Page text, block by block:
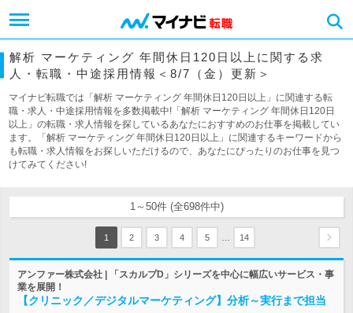
解析 マーケティング 年間休日120日以上に関する求
人・転職・中途採用情報＜8/7（金）更新＞
マイナビ転職では「解析 マーケティング 年間休日120日以上」に関連する転
職・求人・中途採用情報を多数掲載中!「解析 マーケティング 年間休日120日
以上」の転職・求人情報を探しているあなたにおすすめのお仕事を掲載してい
ます。「解析 マーケティング 年間休日120日以上」に関連するキーワードから
も転職・求人情報をお探しいただけるので、あなたにぴったりのお仕事を見つ
けてみてください!
1～50件 (全698件中)
1 2 3 4 5 14
アンファー株式会社 | 「スカルプD」シリーズを中心に幅広いサービス・事
業を展開！
【クリニック／デジタルマーケティング】分析～実行まで担当